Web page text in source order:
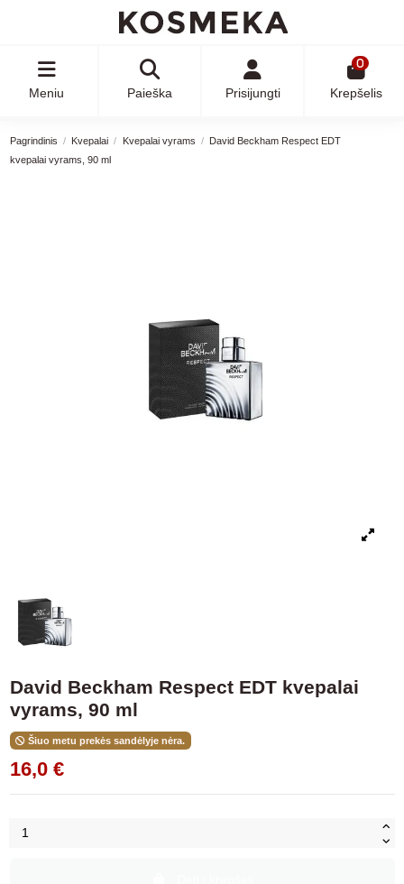
Meniu Paieška Prisijungti
0
Krepšelis
Pagrindinis Kvepalai Kvepalai vyrams
David Beckham Respect EDT
kvepalai vyrams, 90 ml
David Beckham Respect EDT kvepalai
vyrams, 90 ml
Šiuo metu prekės sandėlyje nėra.
16,0 €